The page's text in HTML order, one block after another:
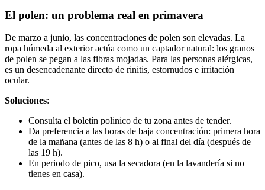
El polen: un problema real en primavera
De marzo a junio, las concentraciones de polen son elevadas. La
ropa húmeda al exterior actúa como un captador natural: los granos
de polen se pegan a las fibras mojadas. Para las personas alérgicas,
es un desencadenante directo de rinitis, estornudos e irritación
ocular.
Soluciones:
Consulta el boletín polinico de tu zona antes de tender.
Da preferencia a las horas de baja concentración: primera hora
de la mañana (antes de las 8 h) o al final del día (después de
las 19 h).
En periodo de pico, usa la secadora (en la lavandería si no
tienes en casa).